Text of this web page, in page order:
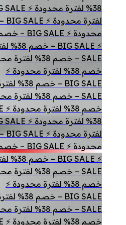
خصم 38% لفترة محدودة ⚡
خصم 38% لفترة محدودة ⚡